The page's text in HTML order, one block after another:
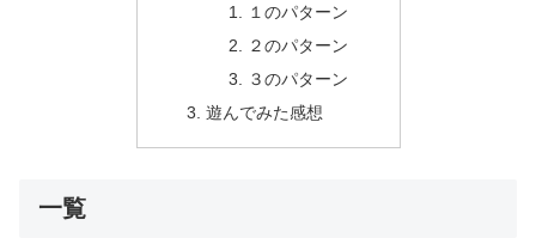
１のパターン
２のパターン
３のパターン
遊んでみた感想
一覧